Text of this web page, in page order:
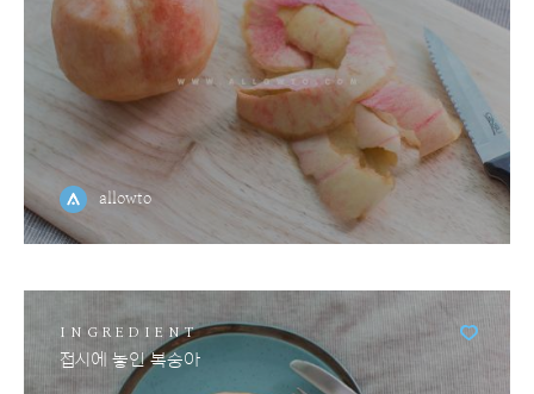
allowto
INGREDIENT
접시에 놓인 복숭아